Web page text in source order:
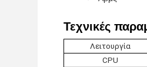
Τεχνικές
Λειτουργία
CPU